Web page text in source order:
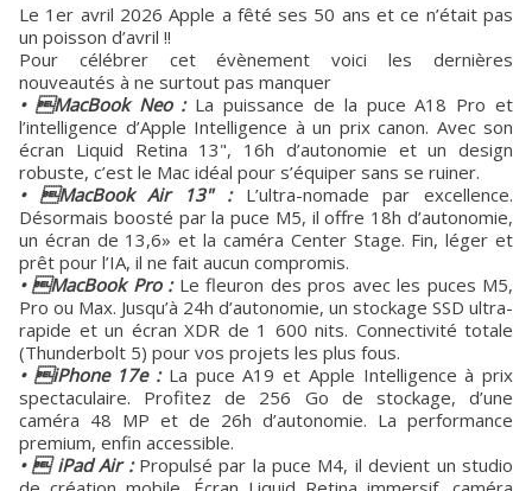
Le 1er avril 2026 Apple a fêté ses 50 ans et ce n’était pas
un poisson d’avril !!
Pour célébrer cet évènement voici les dernières
nouveautés à ne surtout pas manquer
• MacBook Neo :La puissance de la puce A18 Pro et
l’intelligence d’Apple Intelligence à un prix canon. Avec son
écran Liquid Retina 13", 16h d’autonomie et un design
robuste, c’est le Mac idéal pour s’équiper sans se ruiner.
• MacBook Air 13" :L’ultra-nomade par excellence.
Désormais boosté par la puce M5, il offre 18h d’autonomie,
un écran de 13,6» et la caméra Center Stage. Fin, léger et
prêt pour l’IA, il ne fait aucun compromis.
• MacBook Pro :Le fleuron des pros avec les puces M5,
Pro ou Max. Jusqu’à 24h d’autonomie, un stockage SSD ultra-
rapide et un écran XDR de 1 600 nits. Connectivité totale
(Thunderbolt 5) pour vos projets les plus fous.
• iPhone 17e :La puce A19 et Apple Intelligence à prix
spectaculaire. Profitez de 256 Go de stockage, d’une
caméra 48 MP et de 26h d’autonomie. La performance
premium, enfin accessible.
•  iPad Air :Propulsé par la puce M4, il devient un studio